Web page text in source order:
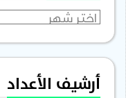
الأرشيف
أرشيف الأعداد